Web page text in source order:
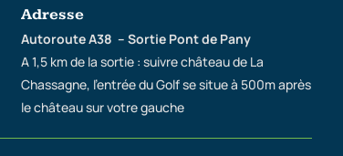
Adresse
Autoroute A38 – Sortie Pont de Pany
A 1,5 km de la sortie : suivre château de La
Chassagne, l’entrée du Golf se situe à 500m après
le château sur votre gauche